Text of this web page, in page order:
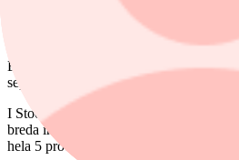
Ihållande höga räntor i kombination
har fortsatt bromsa in både här och där
årets börsuppgång också har kommit av
En svag augustimånad följdes av
september.
I Stockholm handlar det om en nedgång
breda indexet OMXSPI i september
hela 5 procent.